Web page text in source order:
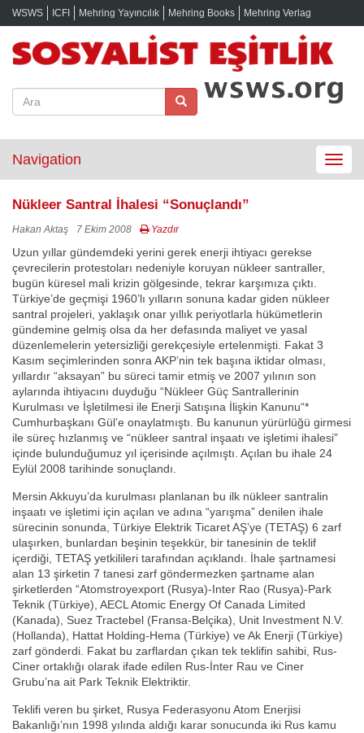
WSWS ICFI Mehring Yayıncılık Mehring Books Mehring Verlag
Toggle
Navigation
Nükleer Santral İhalesi “Sonuçlandı”
Hakan Aktaş 7 Ekim 2008 Yazdır
Uzun yıllar gündemdeki yerini gerek enerji ihtiyacı gerekse
çevrecilerin protestoları nedeniyle koruyan nükleer santraller,
bugün küresel mali krizin gölgesinde, tekrar karşımıza çıktı.
Türkiye’de geçmişi 1960’lı yılların sonuna kadar giden nükleer
santral projeleri, yaklaşık onar yıllık periyotlarla hükümetlerin
gündemine gelmiş olsa da her defasında maliyet ve yasal
düzenlemelerin yetersizliği gerekçesiyle ertelenmişti. Fakat 3
Kasım seçimlerinden sonra AKP’nin tek başına iktidar olması,
yıllardır “aksayan” bu süreci tamir etmiş ve 2007 yılının son
aylarında ihtiyacını duyduğu “Nükleer Güç Santrallerinin
Kurulması ve İşletilmesi ile Enerji Satışına İlişkin Kanunu“*
Cumhurbaşkanı Gül’e onaylatmıştı. Bu kanunun yürürlüğü girmesi
ile süreç hızlanmış ve “nükleer santral inşaatı ve işletimi ihalesi”
içinde bulunduğumuz yıl içerisinde açılmıştı. Açılan bu ihale 24
Eylül 2008 tarihinde sonuçlandı.
Mersin Akkuyu’da kurulması planlanan bu ilk nükleer santralin
inşaatı ve işletimi için açılan ve adına “yarışma” denilen ihale
sürecinin sonunda, Türkiye Elektrik Ticaret AŞ’ye (TETAŞ) 6 zarf
ulaşırken, bunlardan beşinin teşekkür, bir tanesinin de teklif
içerdiği, TETAŞ yetkilileri tarafından açıklandı. İhale şartnamesi
alan 13 şirketin 7 tanesi zarf göndermezken şartname alan
şirketlerden “Atomstroyexport (Rusya)-Inter Rao (Rusya)-Park
Teknik (Türkiye), AECL Atomic Energy Of Canada Limited
(Kanada), Suez Tractebel (Fransa-Belçika), Unit Investment N.V.
(Hollanda), Hattat Holding-Hema (Türkiye) ve Ak Enerji (Türkiye)
zarf gönderdi. Fakat bu zarflardan çıkan tek teklifin sahibi, Rus-
Ciner ortaklığı olarak ifade edilen Rus-İnter Rau ve Ciner
Grubu’na ait Park Teknik Elektriktir.
Teklifi veren bu şirket, Rusya Federasyonu Atom Enerjisi
Bakanlığı’nın 1998 yılında aldığı karar sonucunda iki Rus kamu